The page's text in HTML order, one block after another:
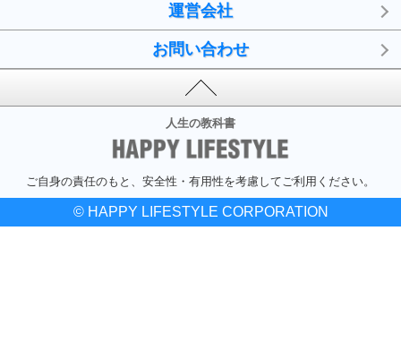
運営会社
お問い合わせ
人生の教科書
ご自身の責任のもと、安全性・有用性を考慮してご利用ください。
© HAPPY LIFESTYLE CORPORATION